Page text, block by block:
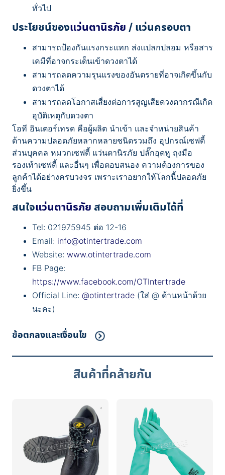
ทั่วไป
ประโยชน์ของแว่นตานิรภัย / แว่นครอบตา
สามารถป้องกันแรงกระแทก ส่งแปลกปลอม หรือสาร
เคมีที่อาจกระเด็นเข้าดวงตาได้
สามารถลดความรุนแรงของอันตรายที่อาจเกิดขึ้นกับ
ดวงตาได้
สามารถลดโอกาสเสี่ยงต่อการสูญเสียดวงตากรณีเกิด
อุบัติเหตุกับดวงตา
โอที อินเตอร์เทรด คือผู้ผลิต นำเข้า และจำหน่ายสินค้า
ด้านความปลอดภัยหลากหลายชนิดรวมถึง อุปกรณ์เซฟตี้
ส่วนบุคคล หมวกเซฟตี้ แว่นตานิรภัย ปลั๊กอุดหู ถุงมือ
รองเท้าเซฟตี้ และอื่นๆ เพื่อตอบสนอง ความต้องการของ
ลูกค้าได้อย่างครบวงจร เพราะเราอยากให้โลกนี้ปลอดภัย
ยิ่งขึ้น
สนใจแว่นตานิรภัย สอบถามเพิ่มเติมได้ที่
Tel: 021975945 ต่อ 12-16
Email: info@otintertrade.com
Website: www.otintertrade.com
FB Page:
https://www.facebook.com/OTIntertrade
Official Line: @otintertrade (ใส่ @ ด้านหน้าด้วย
นะคะ)
ข้อตกลงและเงื่อนไข
สินค้าที่คล้ายกัน